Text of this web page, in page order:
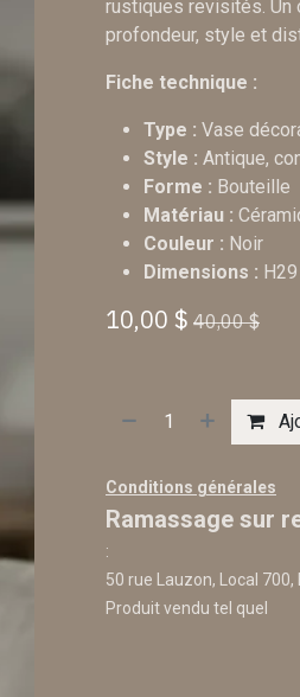
rustiques revisités. Un
profondeur, style et
Fiche technique :
Type : Vase
Style : Antique,
Forme : Bouteille
Matériau :
Couleur : Noir
Dimensions :
10,00 $ 40,00$
Conditions générales
Ramassage sur
:
50 rue Lauzon, Local 700,
Produit vendu tel quel